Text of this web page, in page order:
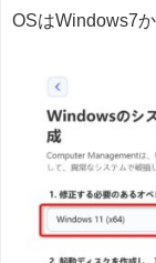
OSはWindows7